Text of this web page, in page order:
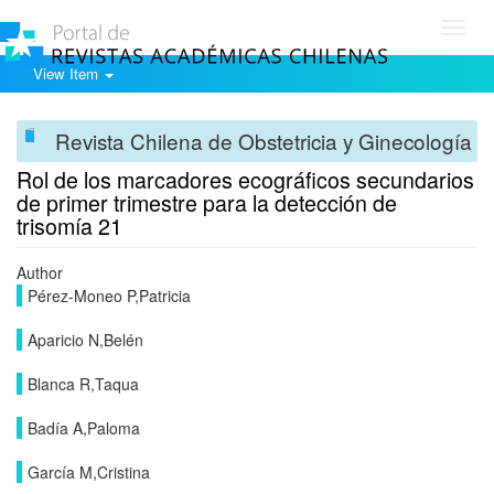
View Item
Revista Chilena de Obstetricia y Ginecología
Rol de los marcadores ecográficos secundarios
de primer trimestre para la detección de
trisomía 21
Author
Pérez-Moneo P,Patricia
Aparicio N,Belén
Blanca R,Taqua
Badía A,Paloma
García M,Cristina